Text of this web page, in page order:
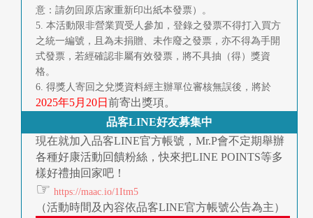
意：請勿回原店家重新印出紙本發票）。
5. 本活動限非營業買受人參加，登錄之發票不得打入買方
之統一編號，且為未捐贈、未作廢之發票，亦不得為手開
式發票，若經確認非屬有效發票，將不具抽（得）獎資
格。
6. 得獎人寄回之兌獎資料經主辦單位審核無誤後，將於
2025年5月20日 前寄出獎項。
品客LINE好友募集中
現在就加入品客LINE官方帳號，Mr.P會不定期舉辦
各種好康活動回饋粉絲，快來把LINE POINTS等多
樣好禮抽回家吧！
☞ https://maac.io/1Itm5
（活動時間及內容依品客LINE官方帳號公告為主）